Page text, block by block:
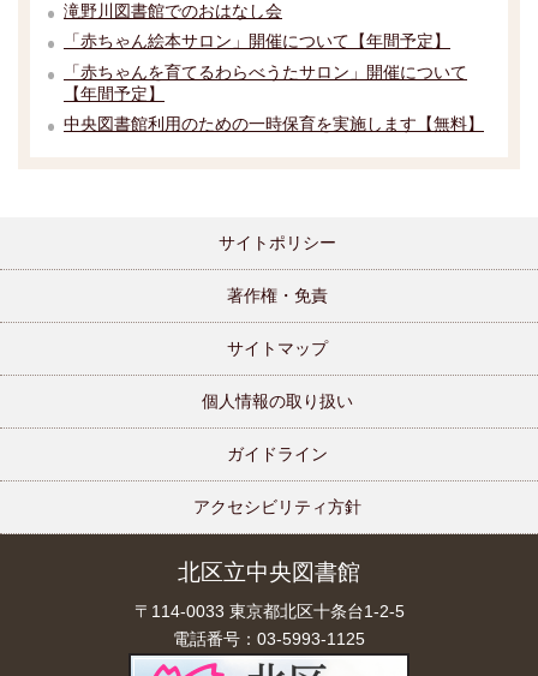
滝野川図書館でのおはなし会
「赤ちゃん絵本サロン」開催について【年間予定】
「赤ちゃんを育てるわらべうたサロン」開催について
【年間予定】
中央図書館利用のための一時保育を実施します【無料】
サイトポリシー
著作権・免責
サイトマップ
個人情報の取り扱い
ガイドライン
アクセシビリティ方針
北区立中央図書館
〒114-0033 東京都北区十条台1-2-5
電話番号：03-5993-1125